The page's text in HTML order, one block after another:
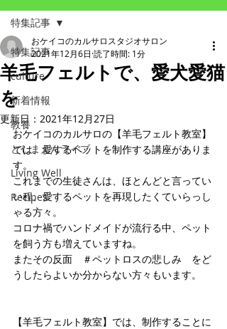
特集記事
culture
新着情報
教養
としまえんライブ
Living Well
Recipes
特集記事
羊毛フェルトで、愛犬愛猫
を
おケイコのカルサロスタジオサロン
2021年12月6日 読了時間: 1分
更新日： 2021年12月27日
おケイコのカルサロの【羊毛フェルト教室】
では、愛するペットを制作する講座がありま
す。
これまでの生徒さんは、ほとんどと言ってい
い程、愛するペットを再現したくていらっし
ゃる方々。
コロナ禍でハンドメイドが流行る中、ペット
を飼う方も増えていますね。
またその反面　＃ペットロスの悲しみ　をど
うしたらよいか分からない方々もいます。
【羊毛フェルト教室】では、制作することに